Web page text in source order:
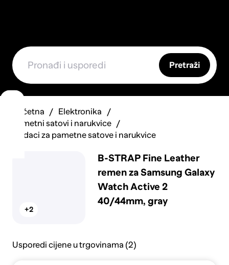
Pretraži
Početna
Elektronika
Pametni satovi i narukvice
Dodaci za pametne satove i narukvice
+2
B-STRAP Fine Leather
remen za Samsung Galaxy
Watch Active 2
40/44mm, gray
Usporedi cijene u trgovinama (2)